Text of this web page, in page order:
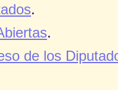
.
.
de los